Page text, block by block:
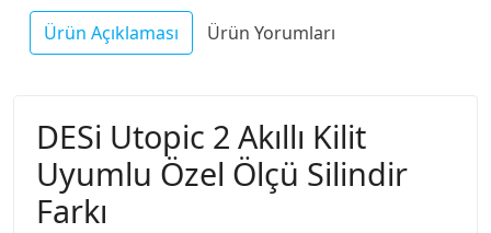
Ürün Açıklaması Ürün Yorumları
DESi Utopic 2 Akıllı Kilit
Uyumlu Özel Ölçü Silindir
Farkı